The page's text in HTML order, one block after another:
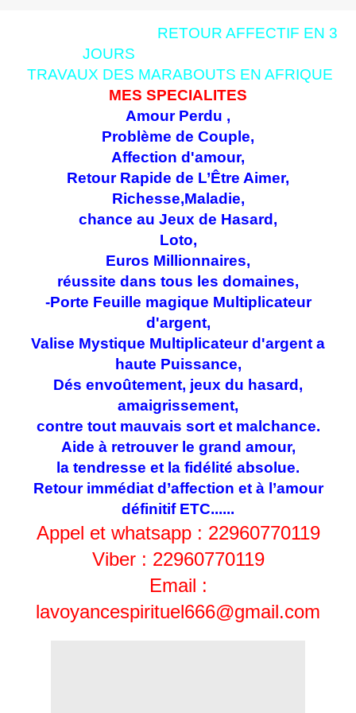
RETOUR AFFECTIF EN 3
JOURS
TRAVAUX DES MARABOUTS EN AFRIQUE
MES SPECIALITES
Amour Perdu ,
Problème de Couple,
Affection d'amour,
Retour Rapide de L’Être Aimer,
Richesse,Maladie,
chance au Jeux de Hasard,
Loto,
Euros Millionnaires,
réussite dans tous les domaines,
-Porte Feuille magique Multiplicateur
d'argent,
Valise Mystique Multiplicateur d'argent a
haute Puissance,
Dés envoûtement, jeux du hasard,
amaigrissement,
contre tout mauvais sort et malchance.
Aide à retrouver le grand amour,
la tendresse et la fidélité absolue.
Retour immédiat d’affection et à l’amour
définitif ETC......
Appel et whatsapp : 22960770119
Viber : 22960770119
Email :
lavoyancespirituel666@gmail.com